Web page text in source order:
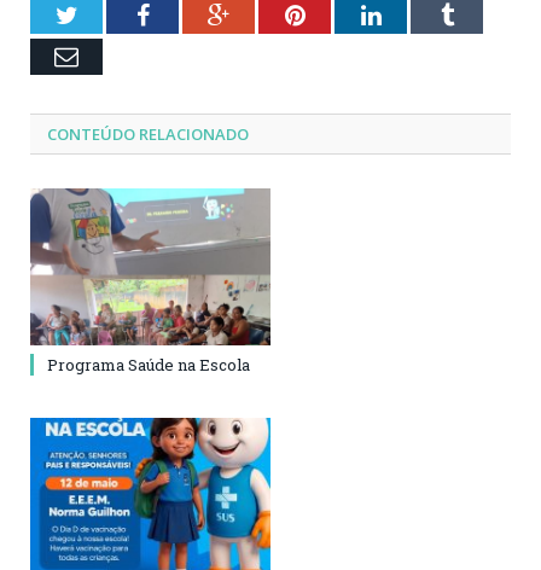
TwitterFacebookGoogle+PinterestLinkedInTumblr
Email
CONTEÚDO RELACIONADO
Programa Saúde na Escola